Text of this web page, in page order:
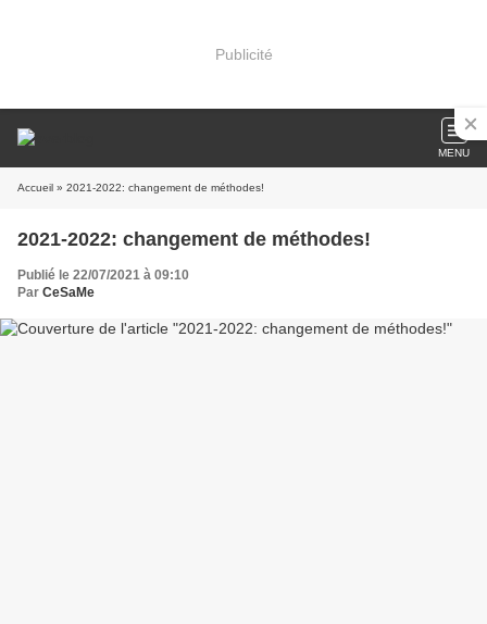
Publicité
MENU
Accueil » 2021-2022: changement de méthodes!
2021-2022: changement de méthodes!
Publié le 22/07/2021 à 09:10
Par CeSaMe